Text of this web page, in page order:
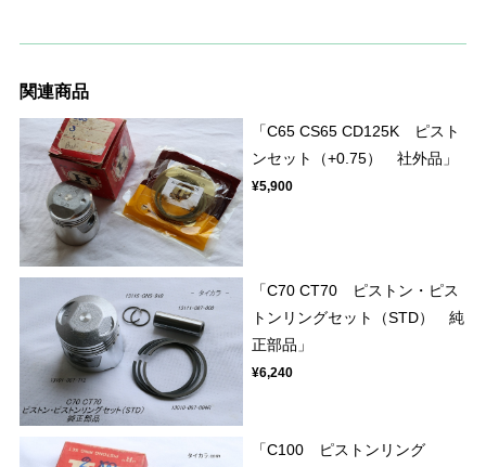
関連商品
「C65 CS65 CD125K ピスト
ンセット（+0.75） 社外品」
¥5,900
「C70 CT70 ピストン・ピス
トンリングセット（STD） 純
正部品」
¥6,240
「C100 ピストンリング